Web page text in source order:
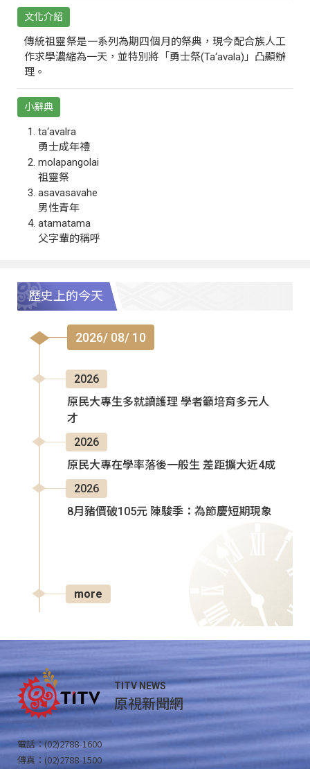
文化介紹
傳統祖靈祭是一系列為期四個月的祭典，現今配合族人工
作求學濃縮為一天，並特別將「勇士祭(Ta‘avala)」凸顯辦
理。
小辭典
ta‘avalra
勇士成年禮
molapangolai
祖靈祭
asavasavahe
男性青年
atamatama
父字輩的稱呼
歷史上的今天
2026/ 08/ 10
2026
原民大專生多就讀護理 學者籲培育多元人
才
2026
原民大專在學率落後一般生 差距擴大近4成
2026
8月豬價破105元 陳駿季：為節慶短期現象
more
TITV NEWS
原視新聞網
電話：(02)2788-1600
傳真：(02)2788-1500